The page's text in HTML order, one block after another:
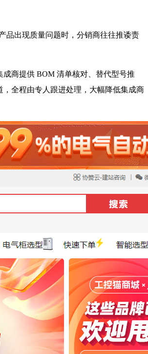
品出现质量问题时，分销商往往推诿责
商提供 BOM 清单核对、替代型号推
全程由专人跟进处理，大幅降低集成商